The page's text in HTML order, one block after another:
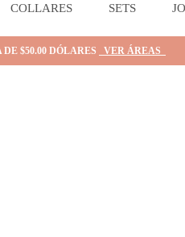
COLLARES SETS
$50.00 DÓLARES VER ÁREAS